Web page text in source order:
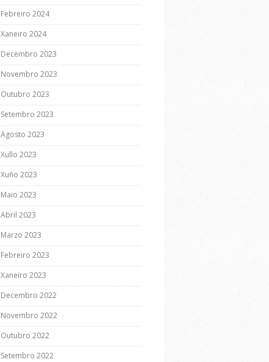
Febreiro 2024
Xaneiro 2024
Decembro 2023
Novembro 2023
Outubro 2023
Setembro 2023
Agosto 2023
Xullo 2023
Xuño 2023
Maio 2023
Abril 2023
Marzo 2023
Febreiro 2023
Xaneiro 2023
Decembro 2022
Novembro 2022
Outubro 2022
Setembro 2022